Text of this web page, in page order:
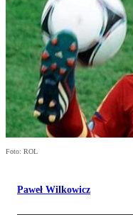
Foto: ROL
Paweł Wilkowicz